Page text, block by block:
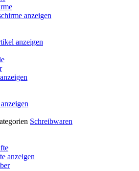
anzeigen
anzeigen
Schreibwaren
anzeigen